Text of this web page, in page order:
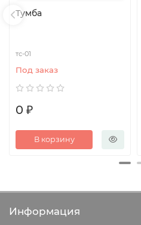
Тумба
тс-01
Под заказ
0 ₽
В корзину
Информация